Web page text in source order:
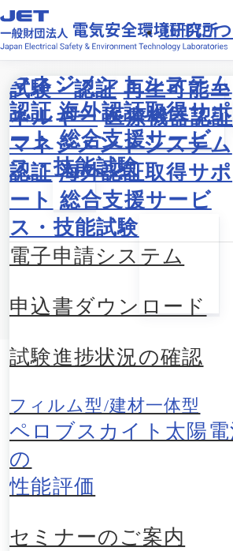
試験・認証 再生可能エ
ネルギー 医療機器認証
マネジメントシステム
認証 海外認証取得サポ
ート 総合支援サービ
ス・技能試験
電子申請システム
申込書ダウンロード
試験進捗状況の確認
フィルム型/建材一体型
ペロブスカイト太陽電
の
性能評価
セミナーのご案内
JETに